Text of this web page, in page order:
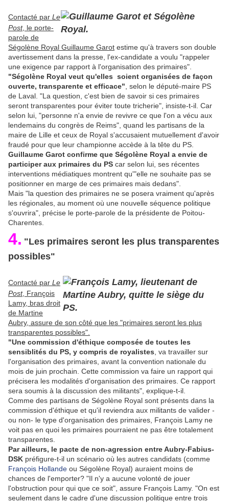
Contacté par Le
Post, le porte-
parole de
Ségolène Royal Guillaume Garot estime qu'à travers son double
avertissement dans la presse, l'ex-candidate a voulu "rappeler
une exigence par rapport à l'organisation des primaires".
"Ségolène Royal veut qu'elles soient organisées de façon
ouverte, transparente et efficace" , selon le député-maire PS
de Laval. "La question, c'est bien de savoir si ces primaires
seront transparentes pour éviter toute tricherie", insiste-t-il. Car
selon lui, "personne n'a envie de revivre ce que l'on a vécu aux
lendemains du congrès de Reims", quand les partisans de la
maire de Lille et ceux de Royal s'accusaient mutuellement d'avoir
fraudé pour que leur championne accède à la tête du PS.
Guillaume Garot confirme que Ségolène Royal a envie de
participer aux primaires du PS car selon lui, ses récentes
interventions médiatiques montrent qu'"elle ne souhaite pas se
positionner en marge de ces primaires mais dedans".
Mais "la question des primaires ne se posera vraiment qu'après
les régionales, au moment où une nouvelle séquence politique
s'ouvrira", précise le porte-parole de la présidente de Poitou-
Charentes.
4. "Les primaires seront les plus transparentes
possibles"
Contacté par Le
Post, François
Lamy, bras droit
de Martine
Aubry, assure de son côté que les "primaires seront les plus
transparentes possibles".
"Une commission d'éthique composée de toutes les
sensiblités du PS, y compris de royalistes , va travailler sur
l'organisation des primaires, avant la convention nationale du
mois de juin prochain. Cette commission va faire un rapport qui
précisera les modalités d'organisation des primaires. Ce rapport
sera soumis à la discussion des militants", explique-t-il.
Comme des partisans de Ségolène Royal sont présents dans la
commission d'éthique et qu'il reviendra aux militants de valider -
ou non- le type d'organisation des primaires, François Lamy ne
voit pas en quoi les primaires pourraient ne pas être totalement
transparentes.
Par ailleurs, le pacte de non-agression entre Aubry-Fabius-
DSK préfigure-t-il un scénario où les autres candidats (comme
François Hollande ou Ségolène Royal) auraient moins de
chances de l'emporter? "Il n'y a aucune volonté de jouer
l'obstruction pour qui que ce soit", assure François Lamy. "On est
seulement dans le cadre d'une discussion politique entre trois